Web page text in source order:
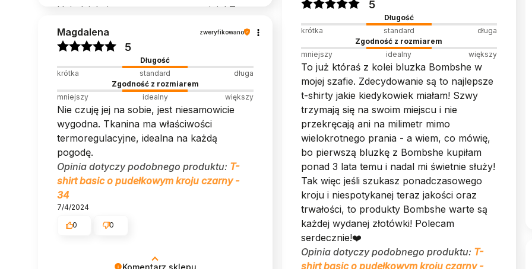
Hej, dziękujemy za pozytywną opinię! To
doskonałości w tworzeniu naszych ubrań.
🚀
5
Długość
krótka
standard
długa
Zgodność z rozmiarem
mniejszy
idealny większy
To już któraś z kolei bluzka Bombshe w
mojej szafie. Zdecydowanie są to najlepsze
t-shirty jakie kiedykowiek miałam! Szwy
trzymają się na swoim miejscu i nie
przekręcają ani na milimetr mimo
wielokrotnego prania - a wiem, co mówię,
bo pierwszą bluzkę z Bombshe kupiłam
ponad 3 lata temu i nadal mi świetnie służy!
Tak więc jeśli szukasz ponadczasowego
kroju i niespotykanej teraz jakości oraz
trwałości, to produkty Bombshe warte są
każdej wydanej złotówki! Polecam
serdecznie!❤️
Opinia dotyczy podobnego produktu: T-
shirt basic o pudełkowym kroju czarny -
Komentarz sklepu
Magdalena zweryfikowano
5
Długość
krótka
standard
długa
Zgodność z rozmiarem
mniejszy
idealny większy
Nie czuję jej na sobie, jest niesamowicie
wygodna. Tkanina ma właściwości
termoregulacyjne, idealna na każdą
pogodę.
Opinia dotyczy podobnego produktu: T-
shirt basic o pudełkowym kroju czarny -
34
7/4/2024
0 0